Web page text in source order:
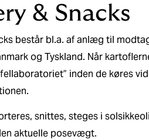
& Snacks
består bl.a. af anlæg til
og Tyskland. Når
inden de køres
snittes, steges i
aktuelle posevægt.